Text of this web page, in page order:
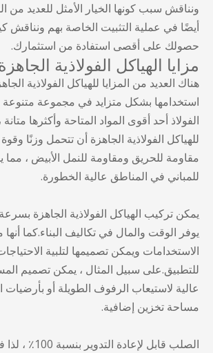
ونناقش سبب كونها الخيار الأمثل للعديد من
أيضًا في عملية التثبيت الخاصة بهم ونناقش
حصولك على أقصى استفادة من استثمارك.
مزايا الهياكل الفولاذية
هناك العديد من المزايا للهياكل الفولاذية
استخدامها بشكل متزايد في مجموعة متنوعة
الفولاذ أحد أقوى المواد المتاحة وأكثرها
للهياكل الفولاذية الجاهزة أن تتحمل وزنًا وقوة
مقاومة للحريق ومقاومة للنمل الأبيض ، مما
للمباني في المناطق عالية الخطورة.
يمكن تركيب الهياكل الفولاذية الجاهزة
يوفر الوقت والمال في تكاليف البناء.كما أنها
الاستخدامات ويمكن تصميمها لتلبية
للتطبيق.على سبيل المثال ، يمكن تصميم
عالية لاستيعاب الرفوف الطويلة أو بأرضيات
مساحة تخزين إضافية.
الصلب قابل لإعادة